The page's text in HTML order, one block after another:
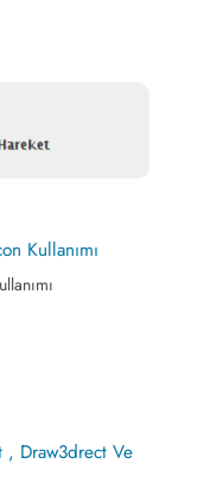
Kullanımı
, Draw3drect Ve